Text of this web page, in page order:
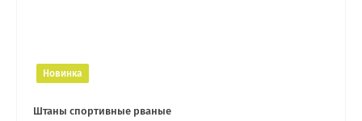
Новинка
Штаны спортивные рваные